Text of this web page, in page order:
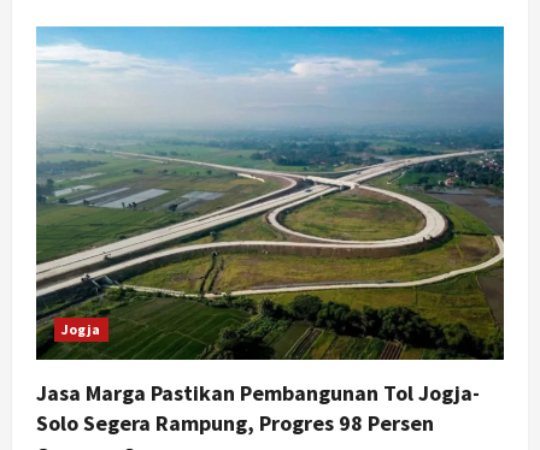
Jogja
Jasa Marga Pastikan Pembangunan Tol Jogja-
Solo Segera Rampung, Progres 98 Persen